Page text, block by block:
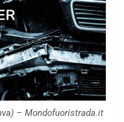
– Mondofuoristrada.it